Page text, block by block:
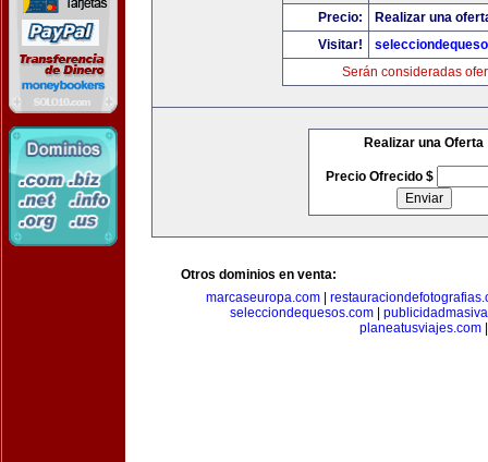
Precio:
Realizar una
Visitar!
Serán consideradas
Realizar una Oferta
Precio Ofrecido $
Otros dominios en venta:
marcaseuropa.com|
selecciondequesos.com
planeatusviajes.com